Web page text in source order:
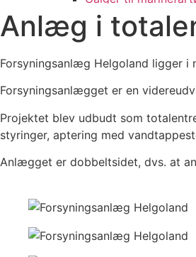
Reparation af
Linevogne, Norge
Sliske og A-rampe
Agterport til færge
Uddybningsfartøj
Proces – Industri
DAKA fedttanke
Anlæg i
Forsyningsanlæg Helgoland ligger
Forsyningsanlægget er en
Projektet blev udbudt som
styringer, aptering med
Anlægget er dobbeltsidet, dvs. at